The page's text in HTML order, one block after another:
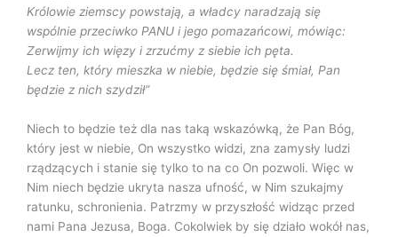
Królowie ziemscy powstają, a władcy naradzają się
wspólnie przeciwko PANU i jego pomazańcowi, mówiąc:
Zerwijmy ich więzy i zrzućmy z siebie ich pęta.
Lecz ten, który mieszka w niebie, będzie się śmiał, Pan
będzie z nich szydził”
Niech to będzie też dla nas taką wskazówką, że Pan Bóg,
który jest w niebie, On wszystko widzi, zna zamysły ludzi
rządzących i stanie się tylko to na co On pozwoli. Więc w
Nim niech będzie ukryta nasza ufność, w Nim szukajmy
ratunku, schronienia. Patrzmy w przyszłość widząc przed
nami Pana Jezusa, Boga. Cokolwiek by się działo wokół nas,